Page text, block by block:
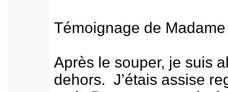
Témoignage de
Après le souper, je suis
dehors. J’étais assise